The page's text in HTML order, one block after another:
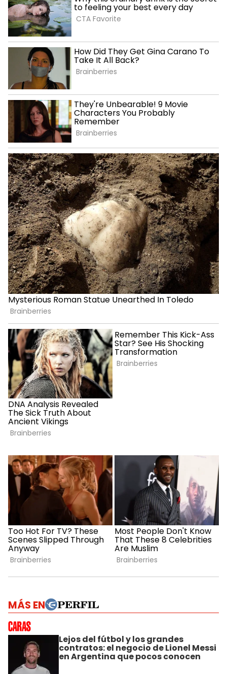
MÁS EN
Lejos del fútbol y los grandes
contratos: el negocio de Lionel Messi
en Argentina que pocos conocen